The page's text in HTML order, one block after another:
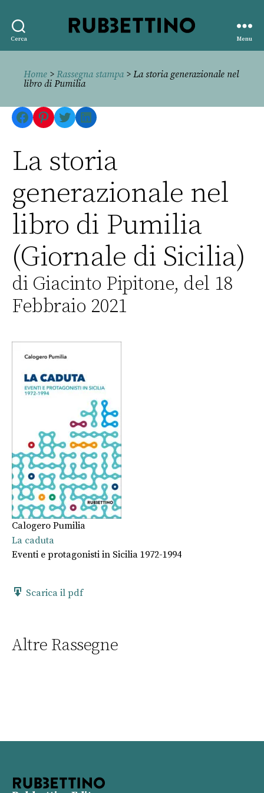
Cerca
editore
Menu
Home > Rassegna stampa> La storia generazionale nel
libro di Pumilia
Facebook
Pinterest
TwitterLinkedIn
La storia
generazionale nel
libro di Pumilia
(Giornale di Sicilia)
di Giacinto Pipitone, del 18
Febbraio 2021
Calogero Pumilia
La caduta
Eventi e protagonisti in Sicilia 1972-1994
Scarica il pdf
Altre Rassegne